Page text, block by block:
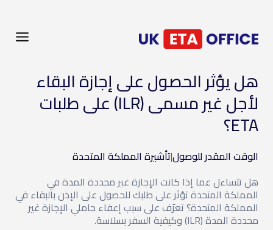
هل يؤثر الحصول على إجازة البقاء
لأجل غير مسمى (ILR) على طلبات
ETA؟
الوقت المقدر للوصول|تأشيرة المملكة المتحدة
هل تتساءل عما إذا كانت الإجازة غير محددة المدة في
المملكة المتحدة تؤثر على طلبك للحصول على الإذن بالبقاء في
المملكة المتحدة؟ تعرّف على سبب إعفاء حاملي الإجازة غير
محددة المدة (ILR) وكيفية السفر بسلاسة.